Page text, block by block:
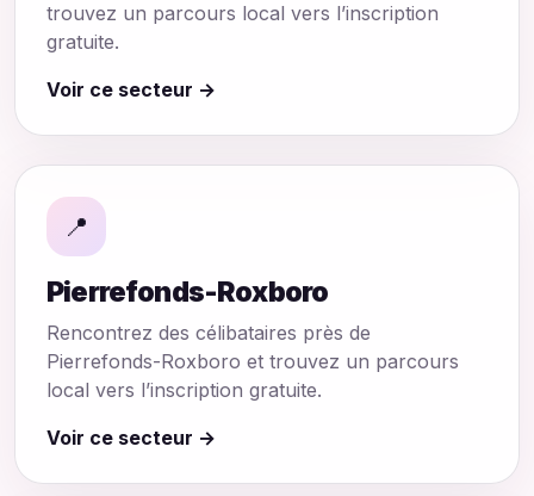
trouvez un parcours local vers l’inscription
gratuite.
Voir ce secteur →
📍
Pierrefonds-Roxboro
Rencontrez des célibataires près de
Pierrefonds-Roxboro et trouvez un parcours
local vers l’inscription gratuite.
Voir ce secteur →